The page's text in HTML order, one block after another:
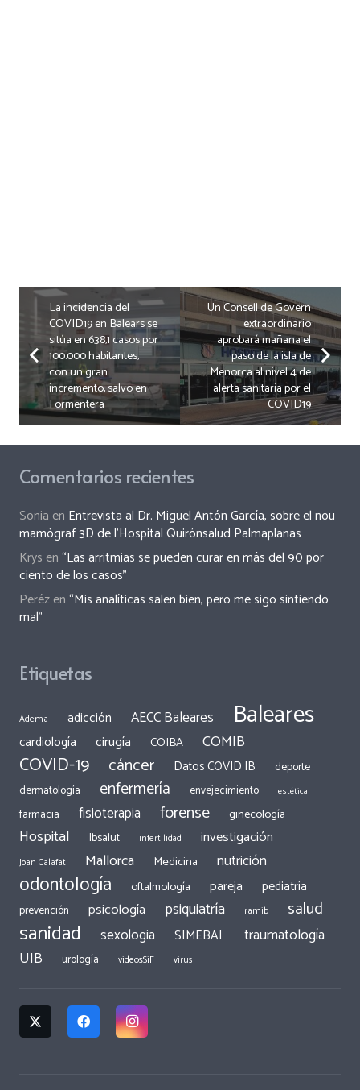
La incidencia del
COVID19 en Balears se
sitúa en 638,1 casos por
100.000 habitantes,
con un gran
incremento, salvo en
Formentera
Un Consell de Govern
extraordinario
aprobará mañana el
paso de la isla de
Menorca al nivel 4 de
alerta sanitaria por el
COVID19
Comentarios recientes
Sonia en Entrevista al Dr. Miguel Antón García, sobre el nou
mamògraf 3D de l’Hospital Quirónsalud Palmaplanas
Krys en“Las arritmias se pueden curar en más del 90 por
ciento de los casos”
Perézen“Mis analíticas salen bien, pero me sigo sintiendo
mal”
Etiquetas
Adema adicción AECC Baleares Baleares
cardiología cirugía COIBA COMIB
COVID-19 cáncer Datos COVID IB
deporte
dermatología
enfermería envejecimiento estética
farmacia fisioterapia forense ginecología
Hospital Ibsalut infertilidad investigación
Joan Calafat Mallorca Medicina nutrición
odontología oftalmología pareja pediatría
prevención psicología psiquiatría ramib salud
sanidad sexologia SIMEBAL traumatología
UIB urología videosSiF virus